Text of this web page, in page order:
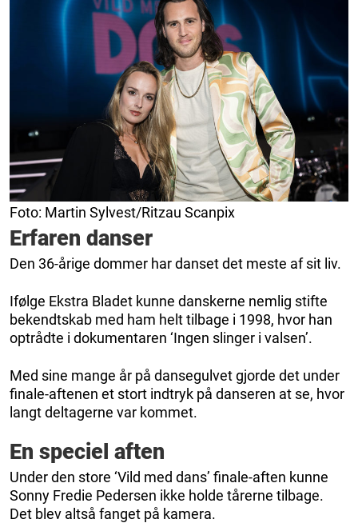
Foto: Martin Sylvest/Ritzau Scanpix
Erfaren danser
Den 36-årige dommer har danset det meste af sit liv.
Ifølge Ekstra Bladet kunne danskerne nemlig stifte
bekendtskab med ham helt tilbage i 1998, hvor han
optrådte i dokumentaren ‘Ingen slinger i valsen’.
Med sine mange år på dansegulvet gjorde det under
finale-aftenen et stort indtryk på danseren at se, hvor
langt deltagerne var kommet.
En speciel aften
Under den store ‘Vild med dans’ finale-aften kunne
Sonny Fredie Pedersen ikke holde tårerne tilbage.
Det blev altså fanget på kamera.